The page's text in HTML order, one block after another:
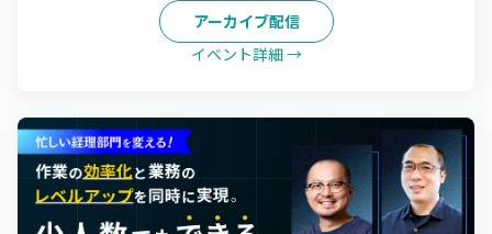
アーカイブ配信
イベント詳細 →